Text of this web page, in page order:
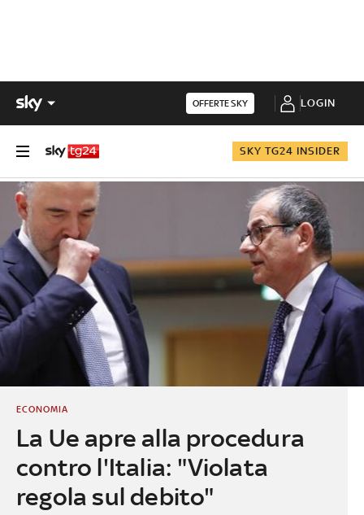
OFFERTE SKY LOGIN
SKY TG24 INSIDER
La Ue apre alla procedura
contro l'Italia: "Violata
regola sul debito"
ECONOMIA